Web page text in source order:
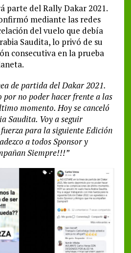
parte del Rally Dakar 2021.
mediante las redes
del vuelo que debía
Saudita, lo privó de su
consecutiva en la prueba
de partida del Dakar 2021.
no poder hacer frente a las
momento. Hoy se canceló
Saudita. Voy a seguir
para la siguiente Edición
a todos Sponsor y
Siempre!!!”